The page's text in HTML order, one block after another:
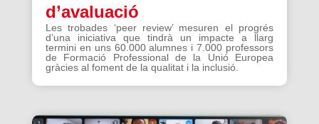
d’avaluació
Les trobades ‘peer review’ mesuren el progrés
d’una iniciativa que tindrà un impacte a llarg
termini en uns 60.000 alumnes i 7.000 professors
de Formació Professional de la Unió Europea
gràcies al foment de la qualitat i la inclusió.